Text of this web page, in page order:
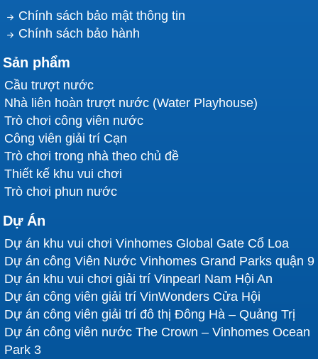
Chính sách bảo mật thông tin
Chính sách bảo hành
Sản phẩm
Cầu trượt nước
Nhà liên hoàn trượt nước (Water Playhouse)
Trò chơi công viên nước
Công viên giải trí Cạn
Trò chơi trong nhà theo chủ đề
Thiết kế khu vui chơi
Trò chơi phun nước
Dự Án
Dự án khu vui chơi Vinhomes Global Gate Cổ Loa
Dự án công Viên Nước Vinhomes Grand Parks quận 9
Dự án khu vui chơi giải trí Vinpearl Nam Hội An
Dự án công viên giải trí VinWonders Cửa Hội
Dự án công viên giải trí đô thị Đông Hà – Quảng Trị
Dự án công viên nước The Crown – Vinhomes Ocean
Park 3